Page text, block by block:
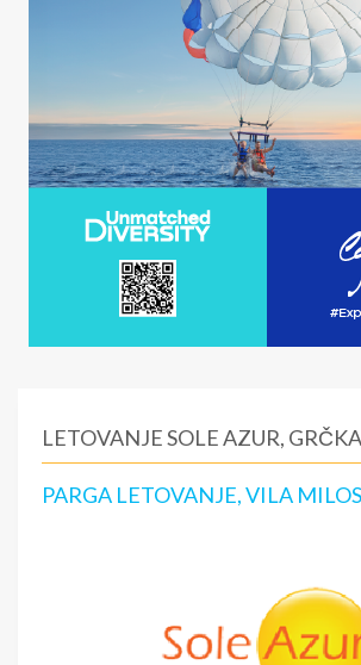
LETOVANJE SOLE AZUR,
PARGA LETOVANJE, VILA